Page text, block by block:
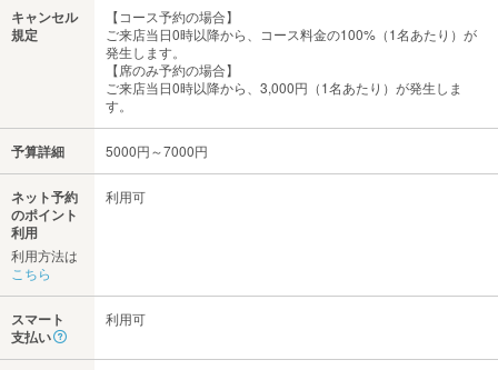
キャンセル
規定
【コース予約の場合】
ご来店当日0時以降から、コース料金の100%（1名あたり）が
発生します。
【席のみ予約の場合】
ご来店当日0時以降から、3,000円（1名あたり）が発生しま
す。
予算詳細 5000円～7000円
ネット予約
のポイント
利用
利用方法は
こちら
利用可
スマート
支払い
利用可